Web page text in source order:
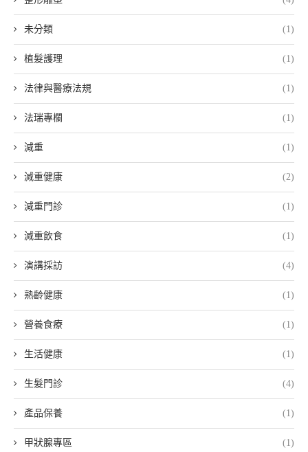
未分類 (1)
植髮護理 (1)
法律與醫療法規 (1)
法瑞專欄 (1)
減重 (1)
減重健康 (2)
減重門診 (1)
減重飲食 (1)
演講採訪 (4)
熟齡健康 (1)
營養食療 (1)
生活健康 (1)
生髮門診 (4)
產品保養 (1)
甲狀腺專區 (1)